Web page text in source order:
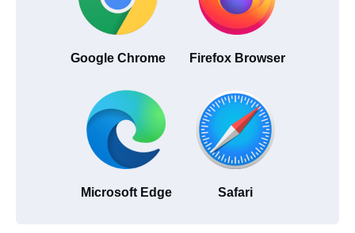
Google Chrome Firefox Browser
Microsoft Edge Safari